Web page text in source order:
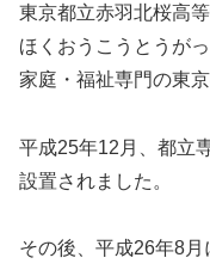
東京都立赤羽北桜高
ほくおうこうとうが
家庭・福祉専門の東
平成25年12月、都立
設置されました。
その後、平成26年8